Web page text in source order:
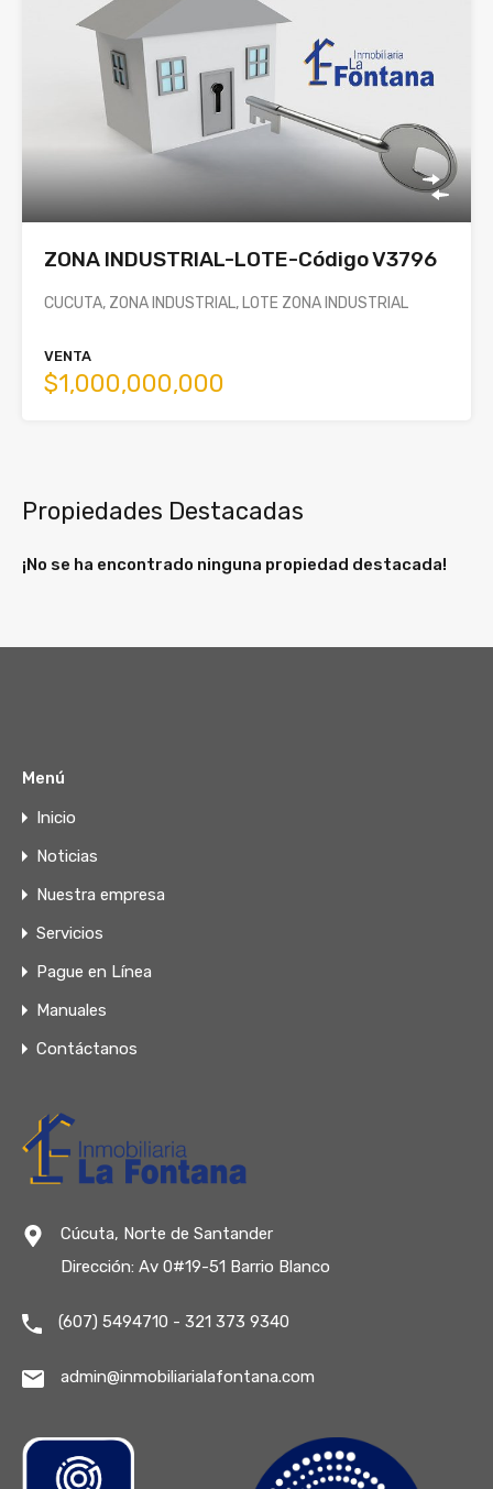
ZONA INDUSTRIAL-LOTE-Código V3796
CUCUTA, ZONA INDUSTRIAL, LOTE ZONA INDUSTRIAL
VENTA
$1,000,000,000
Propiedades Destacadas
¡No se ha encontrado ninguna propiedad destacada!
Menú
Inicio
Noticias
Nuestra empresa
Servicios
Pague en Línea
Manuales
Contáctanos
Cúcuta, Norte de Santander
Dirección: Av 0#19-51 Barrio Blanco
(607) 5494710 - 321 373 9340
admin@inmobiliarialafontana.com